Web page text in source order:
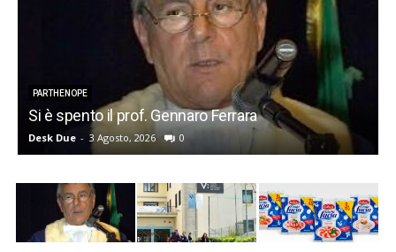
PARTHENOPE
Si è spento il prof. Gennaro Ferrara
Desk Due - 3 Agosto, 2026 0